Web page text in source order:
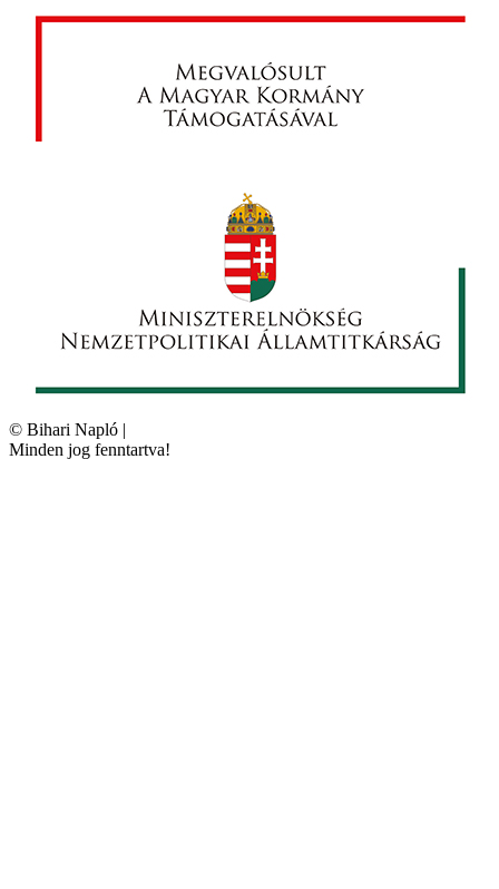
© Bihari Napló |
Minden jog fenntartva!